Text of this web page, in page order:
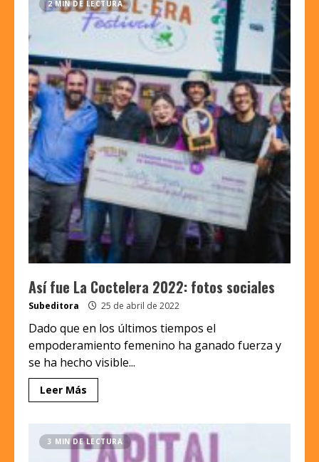
2 MIN DE LECTURA
Así fue La Coctelera 2022: fotos sociales
Subeditora 25 de abril de 2022
Dado que en los últimos tiempos el
empoderamiento femenino ha ganado fuerza y
se ha hecho visible...
Leer Más
3 MIN DE LECTURA